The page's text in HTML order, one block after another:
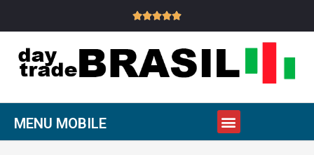

MENU MOBILE